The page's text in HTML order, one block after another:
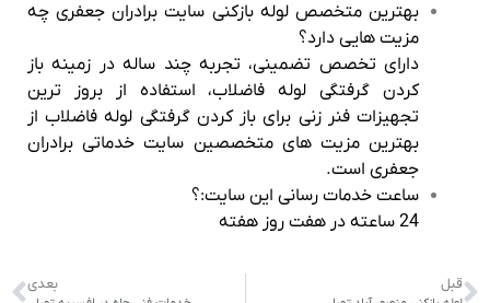
بهترین متخصص لوله بازکنی سایت برادران جعفری چه
مزیت هایی دارد؟
دارای تخصص تضمینی، تجربه چند ساله در زمینه باز
کردن گرفتگی لوله فاضلاب، استفاده از بروز ترین
تجهیزات فنر زنی برای باز کردن گرفتگی لوله فاضلاب از
بهترین مزیت های متخصصین سایت خدماتی برادران
جعفری است.
ساعت خدمات رسانی این سایت:؟
24 ساعته در هفت روز هفته
قبل بعدی